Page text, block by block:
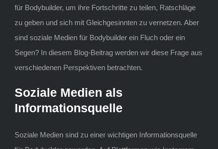
für Bodybuilder, um ihre Fortschritte zu teilen, Ratschläge
zu geben und sich mit Gleichgesinnten zu vernetzen. Aber
sind soziale Medien für Bodybuilder ein Fluch oder ein
Segen? In diesem Blog-Beitrag werden wir diese Frage aus
verschiedenen Perspektiven betrachten.
Soziale Medien als
Informationsquelle
Soziale Medien sind zu einer wichtigen Informationsquelle